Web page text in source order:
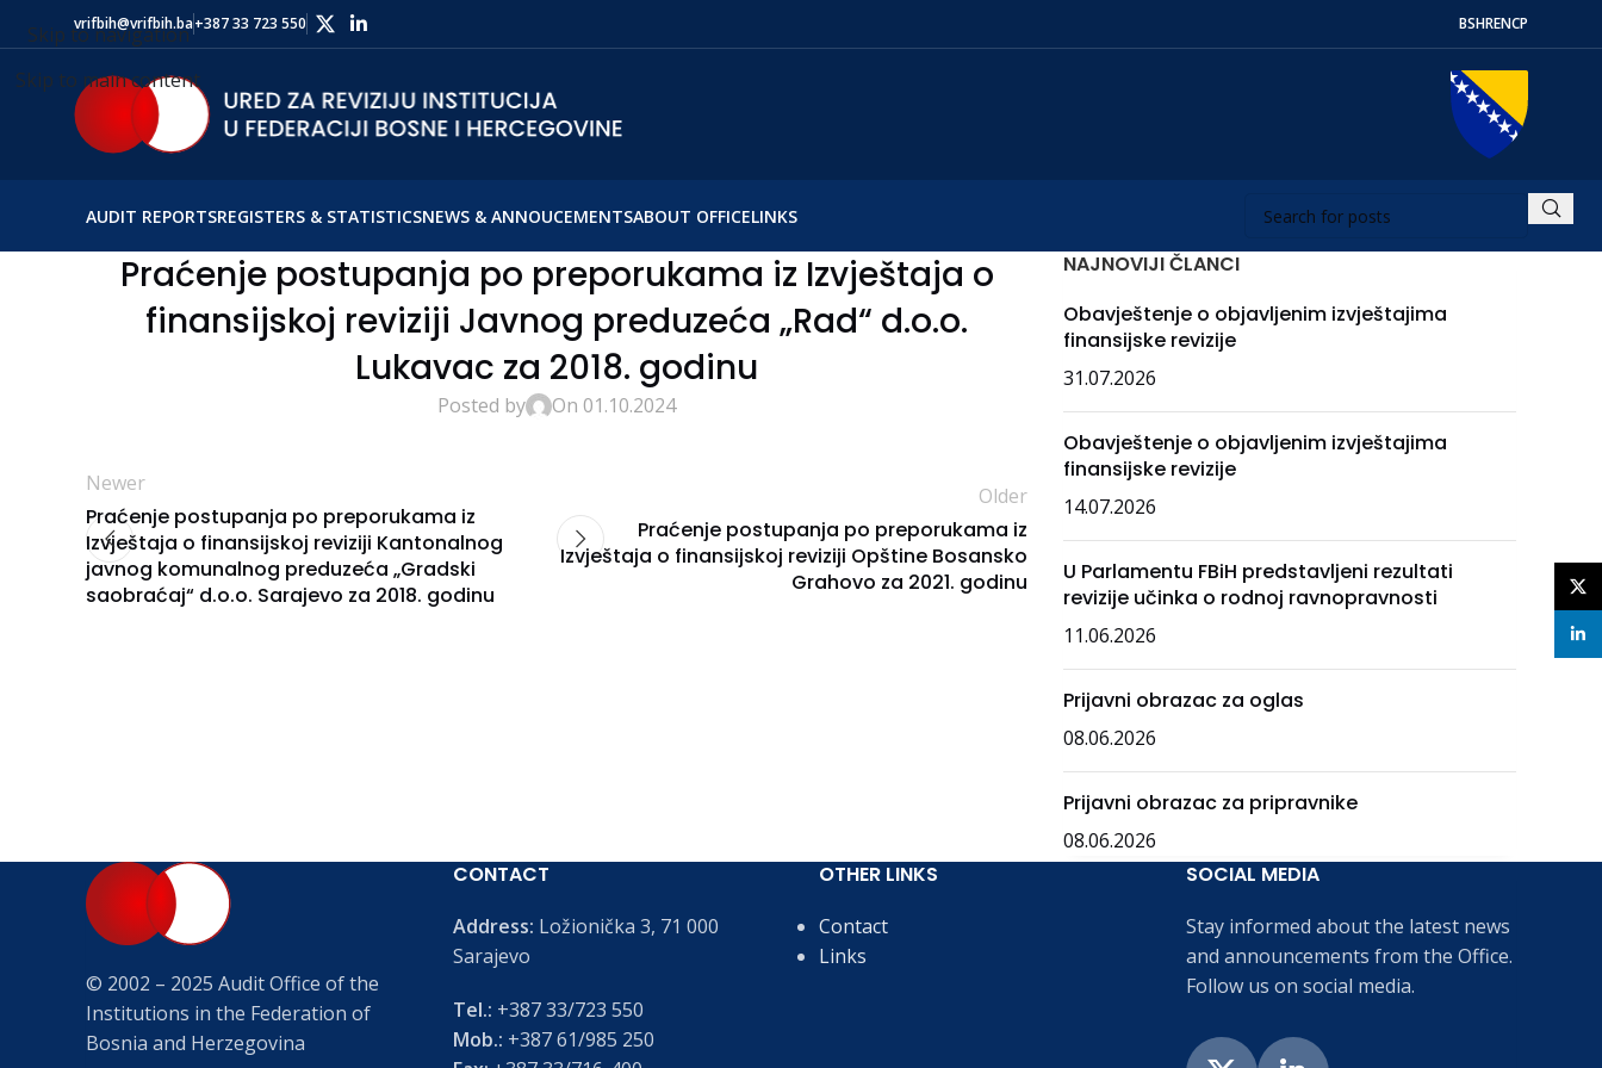
Skip to navigation
Skip to main content
vrifbih@vrifbih.ba+387 33 723 550 BSHRENСР
AUDIT REPORTSREGISTERS & STATISTICSNEWS & ANNOUCEMENTSABOUT OFFICELINKS
Praćenje postupanja po preporukama iz Izvještaja o
finansijskoj reviziji Javnog preduzeća „Rad“ d.o.o.
Lukavac za 2018. godinu
Posted by On 01.10.2024
Newer
Praćenje postupanja po preporukama iz
Izvještaja o finansijskoj reviziji Kantonalnog
javnog komunalnog preduzeća „Gradski
saobraćaj“ d.o.o. Sarajevo za 2018. godinu
Older
Praćenje postupanja po preporukama iz
Izvještaja o finansijskoj reviziji Opštine Bosansko
Grahovo za 2021. godinu
NAJNOVIJI ČLANCI
Obavještenje o objavljenim izvještajima
finansijske revizije
31.07.2026
Obavještenje o objavljenim izvještajima
finansijske revizije
14.07.2026
U Parlamentu FBiH predstavljeni rezultati
revizije učinka o rodnoj ravnopravnosti
11.06.2026
Prijavni obrazac za oglas
08.06.2026
Prijavni obrazac za pripravnike
08.06.2026
© 2002 – 2025 Audit Office of the
Institutions in the Federation of
Bosnia and Herzegovina
CONTACT
Address: Ložionička 3, 71 000
Sarajevo
Tel.: +387 33/723 550
Mob.: +387 61/985 250
OTHER LINKS
Contact
Links
SOCIAL MEDIA
Stay informed about the latest news
and announcements from the Office.
Follow us on social media.